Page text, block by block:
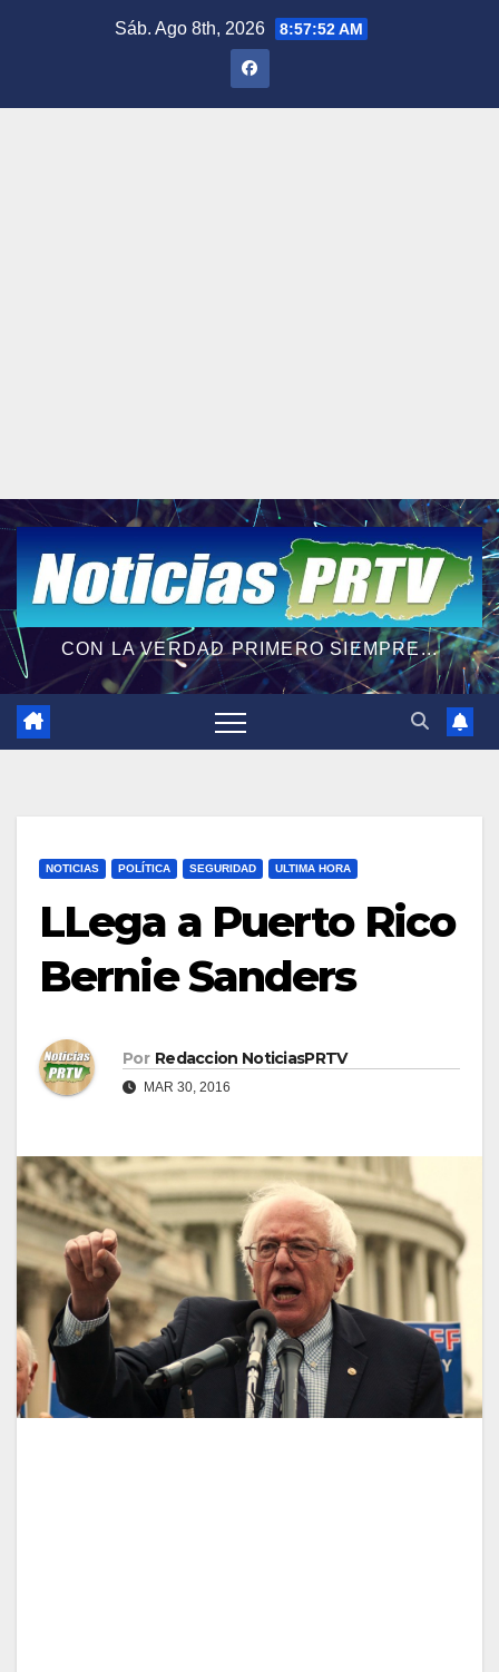
Sáb. Ago 8th, 2026 8:57:53 AM
CON LA VERDAD PRIMERO SIEMPRE...
NOTICIAS POLÍTICA SEGURIDAD ULTIMA HORA
LLega a Puerto Rico
Bernie Sanders
Por Redaccion NoticiasPRTV
MAR 30, 2016